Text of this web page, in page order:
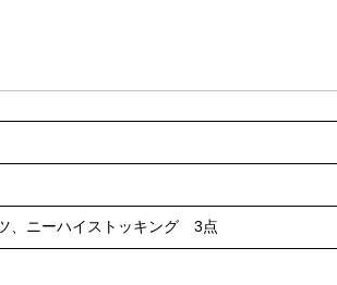
、ニーハイストッキング 3点